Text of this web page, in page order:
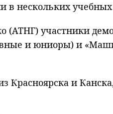
в нескольких
участники
и юниоры) и
Красноярска и